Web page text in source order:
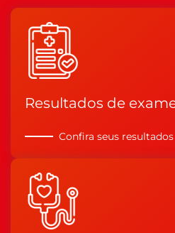
Resultados de
Confira seus resultados